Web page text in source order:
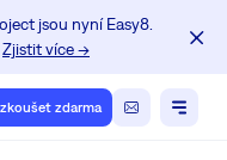
jsou nyní Easy8.
Zjistit více →
zdarma